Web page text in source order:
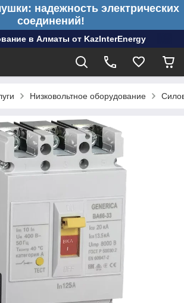
надежность электрических
соединений!
в Алматы от KazInterEnergy
Низковольтное оборудование